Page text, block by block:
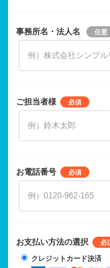
事務所名・法人名
ご担当者様
お電話番号
お支払い方法の選択
クレジットカード決済